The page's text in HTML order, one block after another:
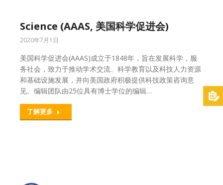
Science (AAAS, 美国科学促进会)
2020年7月1日
美国科学促进会(AAAS)成立于1848年，旨在发展科学，服
务社会，致力于推动学术交流、科学教育以及科技人力资源
和基础设施发展，并向美国政府积极提供科技政策咨询意
见。编辑团队由25位具有博士学位的编辑…
了解更多